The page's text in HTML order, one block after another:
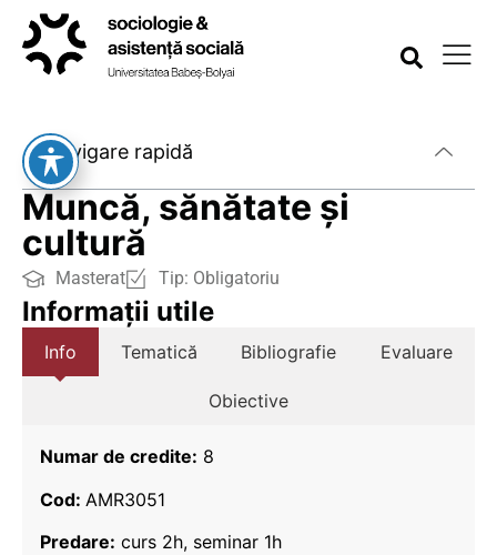
Muncă, sănătate și
cultură
Masterat Tip: Obligatoriu
Informații utile
Info Tematică Bibliografie Evaluare
Obiective
Numar de credite: 8
Cod: AMR3051
Predare: curs 2h, seminar 1h
Navigare rapidă